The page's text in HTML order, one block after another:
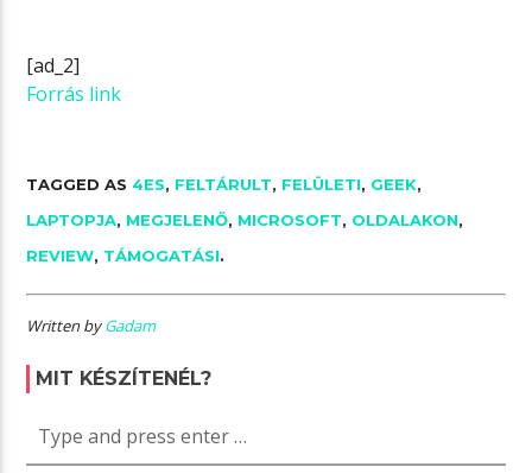
[ad_2]
Forrás link
TAGGED AS 4ES, FELTÁRULT, FELÜLETI, GEEK,
LAPTOPJA, MEGJELENŐ, MICROSOFT, OLDALAKON,
REVIEW, TÁMOGATÁSI.
Written byGadam
MIT KÉSZÍTENÉL?